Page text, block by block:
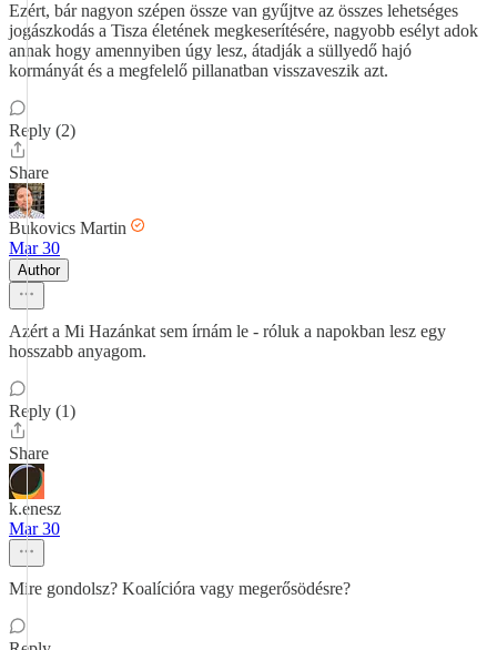
Ezért, bár nagyon szépen össze van gyűjtve az összes lehetséges
jogászkodás a Tisza életének megkeserítésére, nagyobb esélyt adok
annak hogy amennyiben úgy lesz, átadják a süllyedő hajó
kormányát és a megfelelő pillanatban visszaveszik azt.
Reply (2)
Share
Bukovics Martin
Mar 30
Author
Azért a Mi Hazánkat sem írnám le - róluk a napokban lesz egy
hosszabb anyagom.
Reply (1)
Share
k.enesz
Mar 30
Mire gondolsz? Koalícióra vagy megerősödésre?